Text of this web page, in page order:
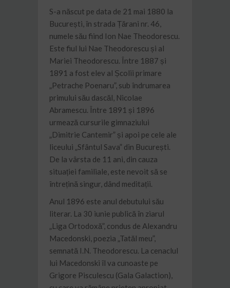
S-a născut pe data de 21 mai 1880 la
București, în strada Țărani nr. 46,
numele său fiind Ion Nae Theodorescu.
Este fiul lui Nae Theodorescu și al
Mariei Theodorescu. Între 1887 și
1891 a fost elev al Școlii primare
„Petrache Poenaru”, sub îndrumarea
primului său dascăl, Nicolae
Abramescu. Între 1891 și 1896
urmează cursurile gimnaziului
„Dimitrie Cantemir” și apoi pe cele ale
liceului „Sfântul Sava” din București.
De la vârsta de 11 ani, din cauza
situației familiale, este nevoit să se
întrețină singur, dând meditații.
Anul 1896 este anul debutului său
literar. La 30 iunie publică în ziarul
„Liga Ortodoxă”, condus de Alexandru
Macedonski, poezia „Tatăl meu”,
semnată I.N. Theodorescu. La cenaclul
lui Macedonski îl va cunoaste pe
Grigore Pisculescu (Gala Galaction),